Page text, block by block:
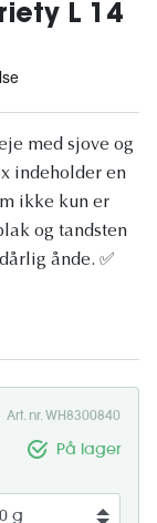
L 14
med sjove og
indeholder en
ikke kun er
og tandsten
ånde. ✅
Art. nr. WH8300840
På lager